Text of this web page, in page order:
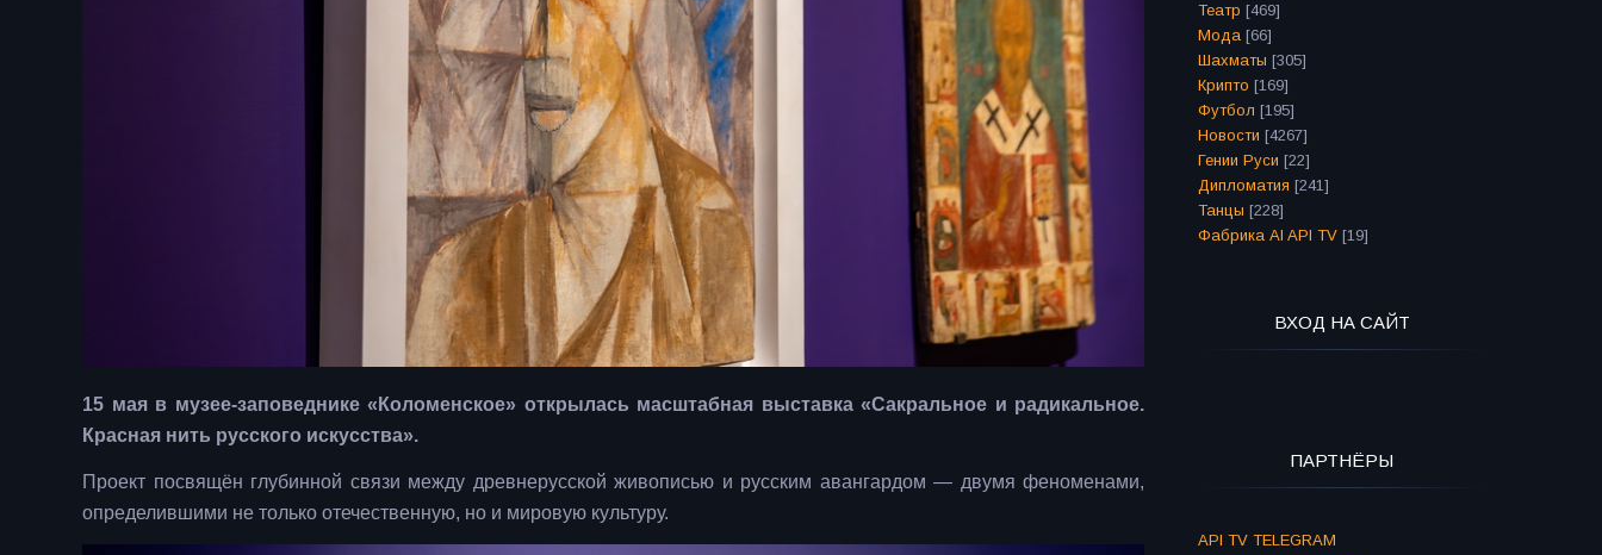
15 мая в музее-заповеднике «Коломенское» открылась масштабная выставка «Сакральное и радикальное.
Красная нить русского искусства».
Проект посвящён глубинной связи между древнерусской живописью и русским авангардом — двумя феноменами,
определившими не только отечественную, но и мировую культуру.
Театр [469]
Мода [66]
Шахматы [305]
Крипто [169]
Футбол [195]
Новости [4267]
Гении Руси [22]
Дипломатия [241]
Танцы [228]
Фабрика AI API TV [19]
ВХОД НА САЙТ
ПАРТНЁРЫ
API TV TELEGRAM